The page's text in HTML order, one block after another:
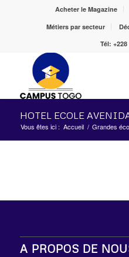
Acheter le Magazine
Métiers par secteur
Tél: +228
HOTEL ECOLE
Vous êtes ici : Accueil / Grandes
A PROPOS DE